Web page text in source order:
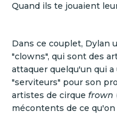
Quand ils te jouaient
Dans ce couplet, Dylan
"clowns", qui sont des
attaquer quelqu'un qui
"serviteurs" pour son
artistes de cirque frown
mécontents de ce